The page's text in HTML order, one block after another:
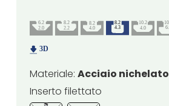
Materiale:Acciaio nichelato
Inserto filettato